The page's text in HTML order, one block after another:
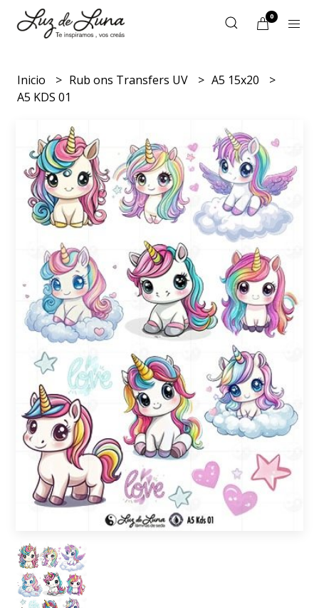
0
Inicio Rub ons Transfers UV
A5 15x20
A5 KDS 01